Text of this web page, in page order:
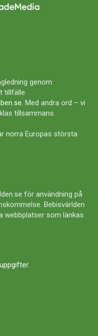
genom
tillfälle
. Med andra ord – vi
tillsammans.
norra Europas största
för användning på
Bebisvärlden
webbplatser som länkas
.